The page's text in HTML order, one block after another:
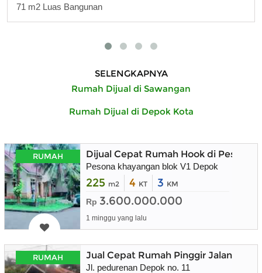
71 m2 Luas Bangunan
SELENGKAPNYA
Rumah Dijual di Sawangan
Rumah Dijual di Depok Kota
RUMAH Dijual Cepat Rumah Hook di Pesona
Pesona khayangan blok V1 Depok
225 m2 4 KT 3 KM
Rp 3.600.000.000
1 minggu yang lalu
RUMAH Jual Cepat Rumah Pinggir Jalan
Jl. pedurenan Depok no. 11